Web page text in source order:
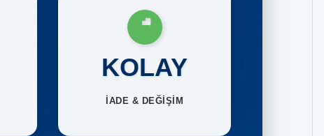
KOLAY
İADE & DEĞİŞİM